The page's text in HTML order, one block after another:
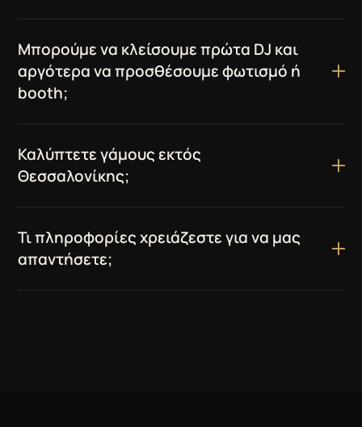
Μπορούμε να κλείσουμε πρώτα DJ και
αργότερα να προσθέσουμε φωτισμό ή
booth;
Καλύπτετε γάμους εκτός
Θεσσαλονίκης;
Τι πληροφορίες χρειάζεστε για να μας
απαντήσετε;